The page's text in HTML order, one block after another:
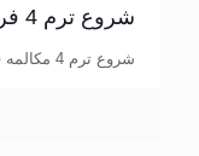
شروع ترم 4 فرانسه اردیبهشت 1404
شروع ترم 4 مکالمه فرانسه (A1-4) با یه استاد عالی